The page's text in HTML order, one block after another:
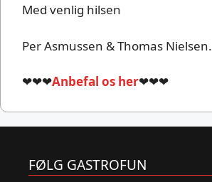
Med venlig hilsen
Per Asmussen & Thomas Nielsen.
❤❤❤Anbefal os her❤❤❤
FØLG GASTROFUN